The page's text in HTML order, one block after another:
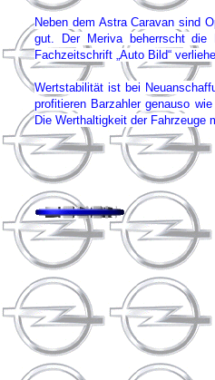
Neben dem Astra Caravan sind
gut. Der Meriva beherrscht die
Fachzeitschrift „Auto Bild“
Wertstabilität ist bei
profitieren Barzahler genauso
Die Werthaltigkeit der